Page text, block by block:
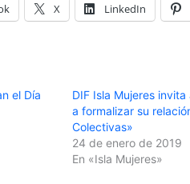
X LinkedIn
el Día
DIF Isla Mujeres
a formalizar su
Colectivas»
24 de enero de 2019
En «Isla Mujeres»